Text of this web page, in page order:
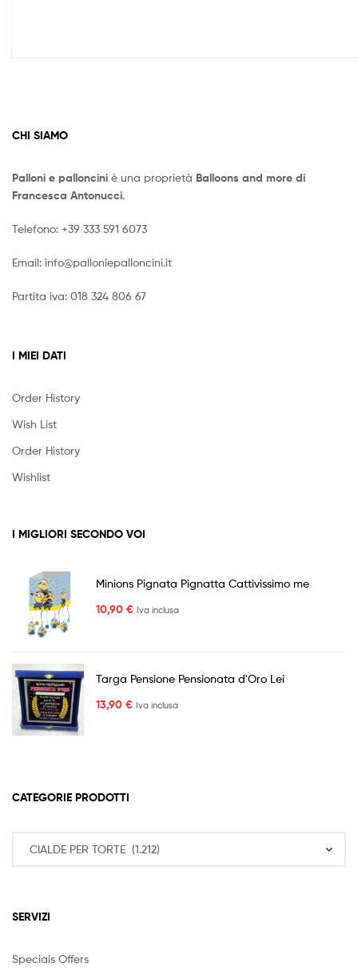
CHI SIAMO
Palloni e palloncini è una proprietà Balloons and more di
Francesca Antonucci.
Telefono: +39 333 591 6073
Email: info@palloniepalloncini.it
Partita iva: 018 324 806 67
I MIEI DATI
Order History
Wish List
Order History
Wishlist
I MIGLIORI SECONDO VOI
Minions Pignata Pignatta Cattivissimo me
10,90 € Iva inclusa
Targa Pensione Pensionata d'Oro Lei
13,90 € Iva inclusa
CATEGORIE PRODOTTI
SERVIZI
Speciais Offers